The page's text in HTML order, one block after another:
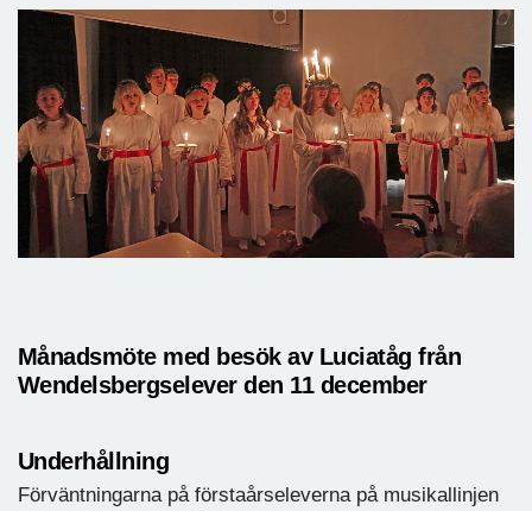
Månadsmöte med besök av Luciatåg från
Wendelsbergselever den 11 december
Underhållning
Förväntningarna på förstaårseleverna på musikallinjen